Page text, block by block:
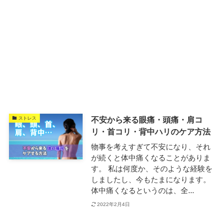
ストレス
不安から来る眼痛・頭痛・肩コ
リ・首コリ・背中ハリのケア方法
物事を考えすぎて不安になり、それ
が続くと体中痛くなることがありま
す。 私は何度か、そのような経験を
しましたし、今もたまになります。
体中痛くなるというのは、全...
2022年2月4日